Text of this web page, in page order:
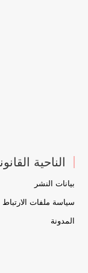
الناحية
بيانات النشر
سياسة ملفات الارتباط
المدونة